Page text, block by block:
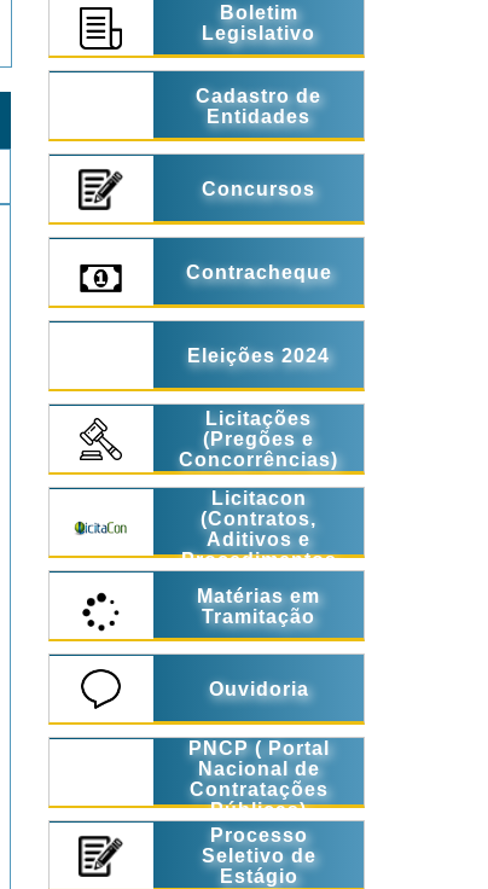
Boletim
Legislativo
Cadastro de
Entidades
Concursos
Contracheque
Eleições 2024
Licitações
(Pregões e
Concorrências)
Licitacon
(Contratos,
Aditivos e
Procedimentos
Matérias em
Tramitação
Ouvidoria
PNCP ( Portal
Nacional de
Contratações
Públicas)
Processo
Seletivo de
Estágio